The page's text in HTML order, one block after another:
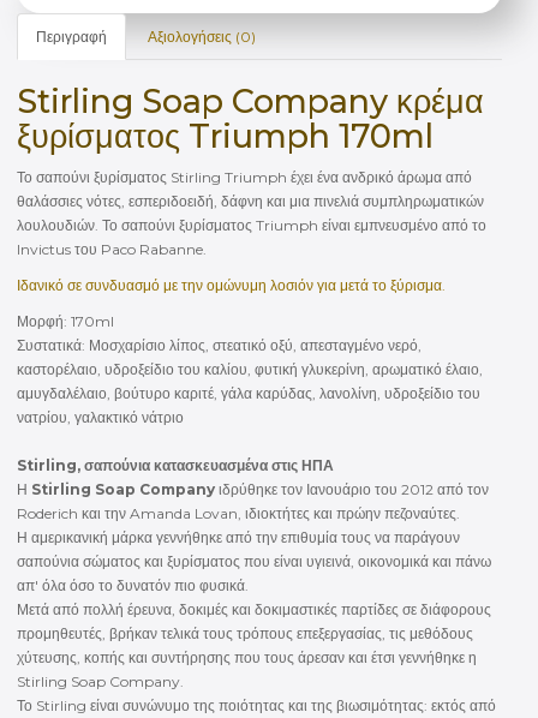
Περιγραφή Αξιολογήσεις (0)
Stirling Soap Company κρέμα
ξυρίσματος Triumph 170ml
Το σαπούνι ξυρίσματος Stirling Triumph έχει ένα ανδρικό άρωμα από
θαλάσσιες νότες, εσπεριδοειδή, δάφνη και μια πινελιά συμπληρωματικών
λουλουδιών. Το σαπούνι ξυρίσματος Triumph είναι εμπνευσμένο από το
Invictus του Paco Rabanne.
Ιδανικό σε συνδυασμό με την ομώνυμη λοσιόν για μετά το ξύρισμα.
Μορφή: 170ml
Συστατικά: Μοσχαρίσιο λίπος, στεατικό οξύ, απεσταγμένο νερό,
καστορέλαιο, υδροξείδιο του καλίου, φυτική γλυκερίνη, αρωματικό έλαιο,
αμυγδαλέλαιο, βούτυρο καριτέ, γάλα καρύδας, λανολίνη, υδροξείδιο του
νατρίου, γαλακτικό νάτριο
Stirling, σαπούνια κατασκευασμένα στις ΗΠΑ
Η Stirling Soap Company ιδρύθηκε τον Ιανουάριο του 2012 από τον
Roderich και την Amanda Lovan, ιδιοκτήτες και πρώην πεζοναύτες.
Η αμερικανική μάρκα γεννήθηκε από την επιθυμία τους να παράγουν
σαπούνια σώματος και ξυρίσματος που είναι υγιεινά, οικονομικά και πάνω
απ' όλα όσο το δυνατόν πιο φυσικά.
Μετά από πολλή έρευνα, δοκιμές και δοκιμαστικές παρτίδες σε διάφορους
προμηθευτές, βρήκαν τελικά τους τρόπους επεξεργασίας, τις μεθόδους
χύτευσης, κοπής και συντήρησης που τους άρεσαν και έτσι γεννήθηκε η
Stirling Soap Company.
Το Stirling είναι συνώνυμο της ποιότητας και της βιωσιμότητας: εκτός από